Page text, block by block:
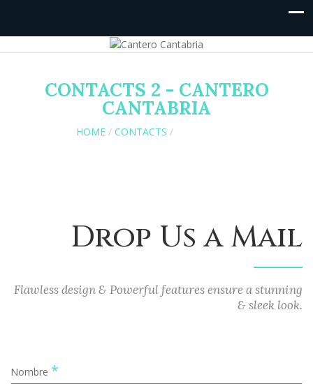
CONTACTS 2 - CANTERO
CANTABRIA
HOME / CONTACTS /
Drop Us a Mail
Flawless design & Powerful features ensure a stunning
& sleek look.
Nombre *